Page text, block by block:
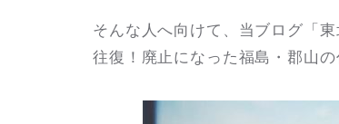
そんな人へ向けて、当ブログ「
往復！廃止になった福島・郡山